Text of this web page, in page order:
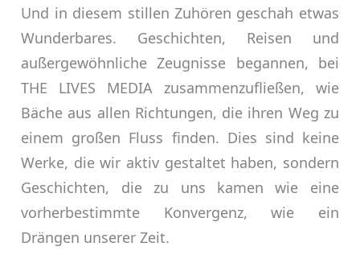
Und in diesem stillen Zuhören geschah etwas
Wunderbares. Geschichten, Reisen und
außergewöhnliche Zeugnisse begannen, bei
THE LIVES MEDIA zusammenzufließen, wie
Bäche aus allen Richtungen, die ihren Weg zu
einem großen Fluss finden. Dies sind keine
Werke, die wir aktiv gestaltet haben, sondern
Geschichten, die zu uns kamen wie eine
vorherbestimmte Konvergenz, wie ein
Drängen unserer Zeit.